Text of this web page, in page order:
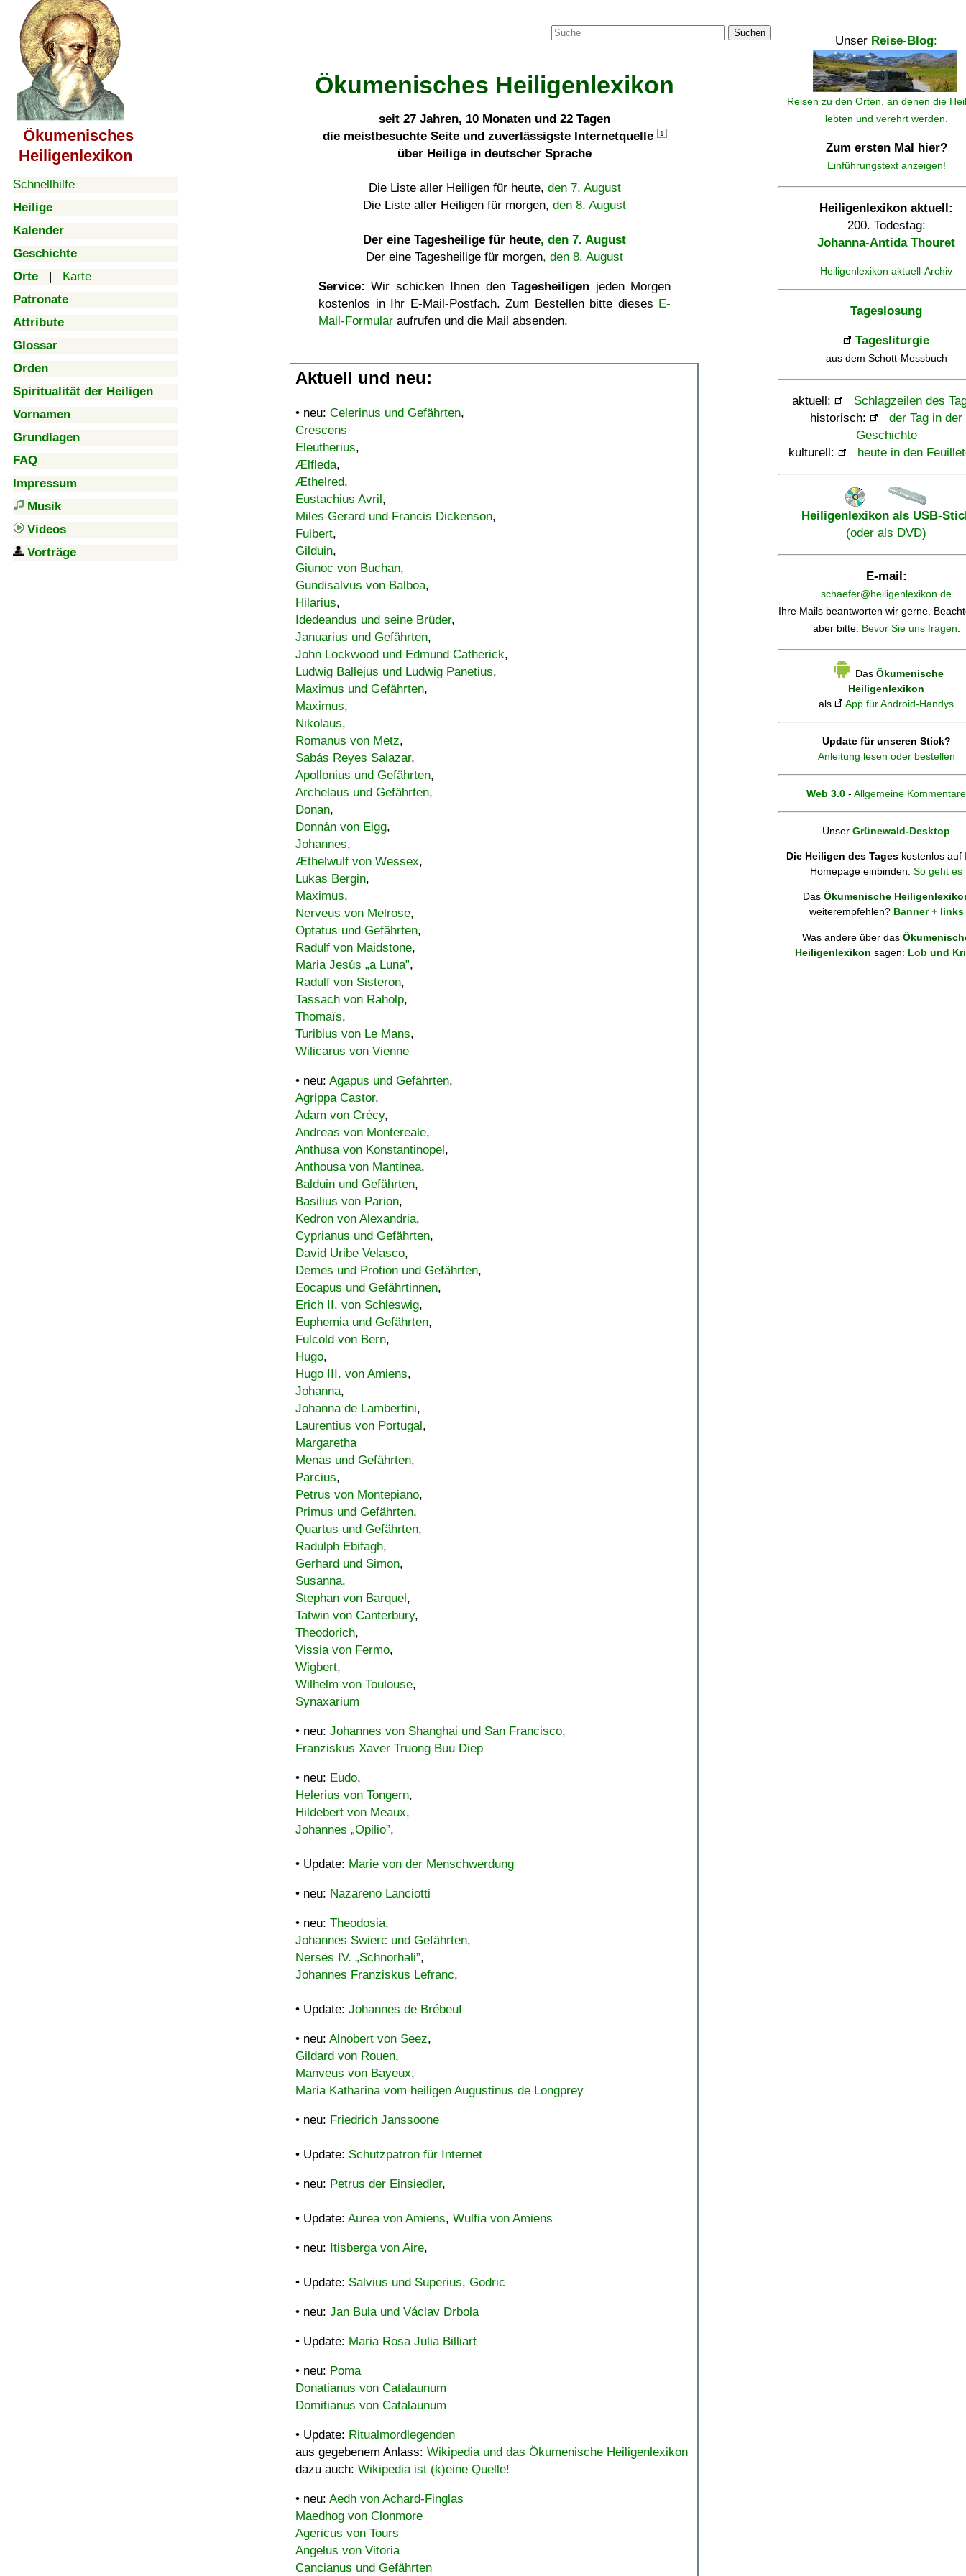
Ökumenisches
Heiligenlexikon
Schnellhilfe
Heilige
Kalender
Geschichte
Orte | Karte
Patronate
Attribute
Glossar
Orden
Spiritualität der Heiligen
Vornamen
Grundlagen
FAQ
Impressum
Musik
Videos
Vorträge
Suchen
Ökumenisches Heiligenlexikon
seit 27 Jahren, 10 Monaten und 22 Tagen
die meistbesuchte Seite und zuverlässigste Internetquelle
1
über Heilige in deutscher Sprache
Die Liste aller Heiligen für heute, den 7. August
Die Liste aller Heiligen für morgen, den 8. August
Der eine Tagesheilige für heute, den 7. August
Der eine Tagesheilige für morgen, den 8. August
Service: Wir schicken Ihnen denTagesheiligen jeden Morgen
kostenlos in Ihr E-Mail-Postfach. Zum Bestellen bitte dieses E-
Mail-Formular aufrufen und die Mail absenden.
Aktuell und neu:
• neu: Celerinus und Gefährten,
Crescens
Eleutherius,
Ælfleda,
Æthelred,
Eustachius Avril,
Miles Gerard und Francis Dickenson,
Fulbert,
Gilduin,
Giunoc von Buchan,
Gundisalvus von Balboa,
Hilarius,
Idedeandus und seine Brüder,
Januarius und Gefährten,
John Lockwood und Edmund Catherick,
Ludwig Ballejus und Ludwig Panetius,
Maximus und Gefährten,
Maximus,
Nikolaus,
Romanus von Metz,
Sabás Reyes Salazar,
Apollonius und Gefährten,
Archelaus und Gefährten,
Donan,
Donnán von Eigg,
Johannes,
Æthelwulf von Wessex,
Lukas Bergin,
Maximus,
Nerveus von Melrose,
Optatus und Gefährten,
Radulf von Maidstone,
Maria Jesús „a Luna”,
Radulf von Sisteron,
Tassach von Raholp,
Thomaïs,
Turibius von Le Mans,
Wilicarus von Vienne
• neu: Agapus und Gefährten,
Agrippa Castor,
Adam von Crécy,
Andreas von Montereale,
Anthusa von Konstantinopel,
Anthousa von Mantinea,
Balduin und Gefährten,
Basilius von Parion,
Kedron von Alexandria,
Cyprianus und Gefährten,
David Uribe Velasco,
Demes und Protion und Gefährten,
Eocapus und Gefährtinnen,
Erich II. von Schleswig,
Euphemia und Gefährten,
Fulcold von Bern,
Hugo,
Hugo III. von Amiens,
Johanna,
Johanna de Lambertini,
Laurentius von Portugal,
Margaretha
Menas und Gefährten,
Parcius,
Petrus von Montepiano,
Primus und Gefährten,
Quartus und Gefährten,
Radulph Ebifagh,
Gerhard und Simon,
Susanna,
Stephan von Barquel,
Tatwin von Canterbury,
Theodorich,
Vissia von Fermo,
Wigbert,
Wilhelm von Toulouse,
Synaxarium
• neu: Johannes von Shanghai und San Francisco,
Franziskus Xaver Truong Buu Diep
• neu: Eudo,
Helerius von Tongern,
Hildebert von Meaux,
Johannes „Opilio”,
• Update: Marie von der Menschwerdung
• neu: Nazareno Lanciotti
• neu: Theodosia,
Johannes Swierc und Gefährten,
Nerses IV. „Schnorhali”,
Johannes Franziskus Lefranc,
• Update: Johannes de Brébeuf
• neu: Alnobert von Seez,
Gildard von Rouen,
Manveus von Bayeux,
Maria Katharina vom heiligen Augustinus de Longprey
• neu: Friedrich Janssoone
• Update: Schutzpatron für Internet
• neu: Petrus der Einsiedler,
• Update: Aurea von Amiens, Wulfia von Amiens
• neu: Itisberga von Aire,
• Update: Salvius und Superius, Godric
• neu: Jan Bula und Václav Drbola
• Update: Maria Rosa Julia Billiart
• neu: Poma
Donatianus von Catalaunum
Domitianus von Catalaunum
• Update: Ritualmordlegenden
aus gegebenem Anlass: Wikipedia und das Ökumenische Heiligenlexikon
dazu auch: Wikipedia ist (k)eine Quelle!
• neu: Aedh von Achard-Finglas
Maedhog von Clonmore
Agericus von Tours
Angelus von Vitoria
Cancianus und Gefährten
Unser Reise-Blog:
Reisen zu den Orten, an denen die
lebten und verehrt werden.
Zum ersten Mal hier?
Einführungstext anzeigen!
Heiligenlexikon aktuell:
200. Todestag:
Johanna-Antida Thouret
Heiligenlexikon aktuell-Archiv
Tageslosung
Tagesliturgie
aus dem Schott-Messbuch
aktuell:
Schlagzeilen des
historisch:
der Tag in der
Geschichte
kulturell:
heute in den
Heiligenlexikon als USB-
(oder als DVD)
E-mail:
schaefer@heiligenlexikon.de
Ihre Mails beantworten wir gerne.
aber bitte: Bevor Sie uns fragen.
Das Ökumenische
Heiligenlexikon
als
App für Android-Handys
Update für unseren Stick?
Anleitung lesen oder bestellen
Web 3.0 - Allgemeine Kommentare
Unser Grünewald-Desktop
Die Heiligen des Tages kostenlos auf
Homepage einbinden: So geht es
Das Ökumenische
weiterempfehlen? Banner + links
Was andere über das
Heiligenlexikon sagen: Lob und